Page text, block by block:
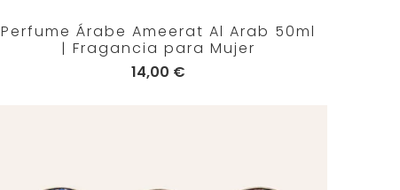
Perfume Árabe Ameerat Al Arab 50ml
| Fragancia para Mujer
14,00 €